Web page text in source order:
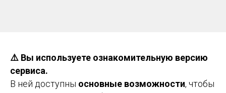
⚠️ Вы используете ознакомительную версию
сервиса.
В ней доступны основные возможности, чтобы